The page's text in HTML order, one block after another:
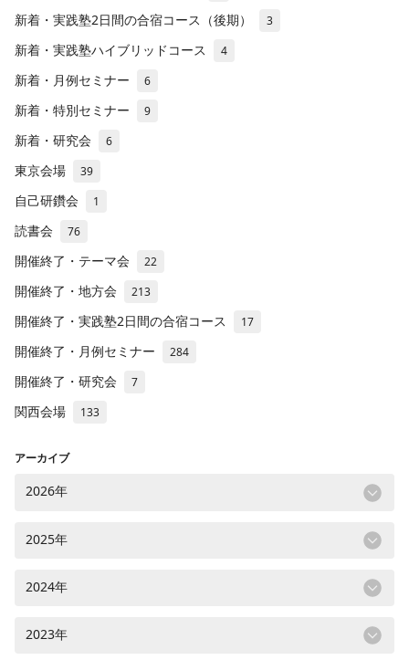
新着・実践塾2日間の合宿コース（後期） 3
新着・実践塾ハイブリッドコース 4
新着・月例セミナー 6
新着・特別セミナー 9
新着・研究会 6
東京会場 39
自己研鑽会 1
読書会 76
開催終了・テーマ会 22
開催終了・地方会 213
開催終了・実践塾2日間の合宿コース 17
開催終了・月例セミナー 284
開催終了・研究会 7
関西会場 133
アーカイブ
2026年
2025年
2024年
2023年